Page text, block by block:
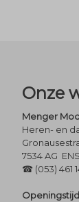
Onze
Menger
Heren- en
7534 AG
☎ (053) 461